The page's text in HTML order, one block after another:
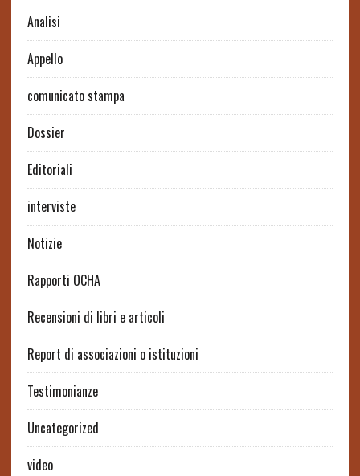
Analisi
Appello
comunicato stampa
Dossier
Editoriali
interviste
Notizie
Rapporti OCHA
Recensioni di libri e articoli
Report di associazioni o istituzioni
Testimonianze
Uncategorized
video